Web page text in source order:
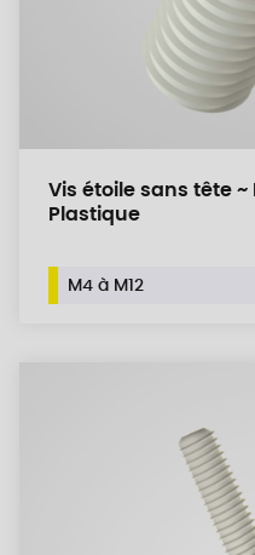
Vis étoile sans tête ~
Plastique
M4 à M12